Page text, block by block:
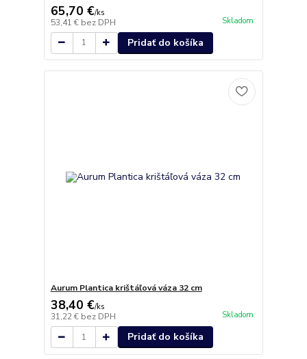
65,70 €/ks
53,41 € bez DPH Skladom
Pridať do košíka
Aurum Plantica krištáľová váza 32 cm
38,40 €/ks
31,22 € bez DPH Skladom
Pridať do košíka